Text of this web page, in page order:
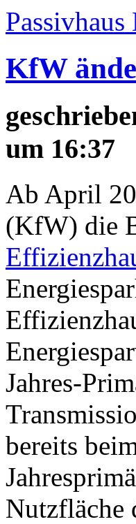
Passivhaus
KfW
um 16:37
Ab April
(KfW) die
Jahres-
bereits
Nutzfläche